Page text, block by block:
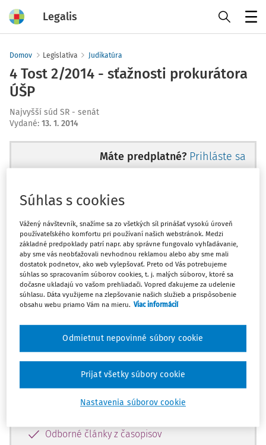
Legalis
Domov Legislatíva Judikatúra
4 Tost 2/2014 - sťažnosti prokurátora
ÚŠP
Najvyšší súd SR - senát
Vydané: 13. 1. 2014
Máte predplatné? Prihláste sa
Ups, zatiaľ ste si prečítali len
začiatok...
Celý odborný obsah z tejto oblasti je
dostupný predplatiteľom portálu.
Odomknite si prístup k odbornému
obsahu a získajte prístup na 10 dní
zdarma, stačí sa len zaregistrovať.
Vďaka registrácii získate prístup aj k
vybranému obsahu:
Odborné články z časopisov
Súhlas s cookies
Vážený návštevník, snažíme sa zo všetkých síl prinášať vysokú úroveň
používateľského komfortu pri používaní našich webstránok. Medzi
základné predpoklady patrí napr. aby správne fungovalo vyhľadávanie,
aby sme vás neobťažovali nevhodnou reklamou alebo aby sme mali
dostatok podnetov, ako web vylepšovať. Preto od Vás potrebujeme
súhlas so spracovaním súborov cookies, t. j. malých súborov, ktoré sa
dočasne ukladajú vo vašom prehliadači. Vopred ďakujeme za udelenie
súhlasu. Dáta využijeme na zlepšovanie našich služieb a prispôsobenie
obsahu webu priamo Vám na mieru. Viac informácií
Nastavenia súborov cookie
Odmietnut nepovinné súbory cookie
Prijať všetky súbory cookie